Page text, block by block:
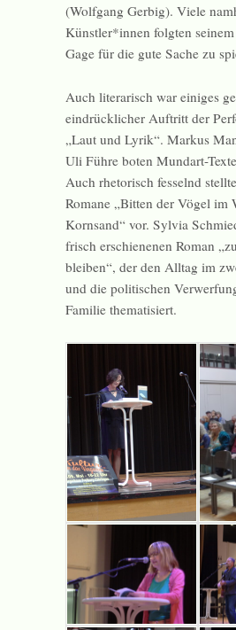
(Wolfgang Gerbig). Viele
Künstler*innen folgten
Gage für die gute Sache zu
Auch literarisch war einiges
eindrücklicher Auftritt der
„Laut und Lyrik“. Markus
Uli Führe boten Mundart-
Auch rhetorisch fesselnd
Romane „Bitten der Vögel im
Kornsand“ vor. Sylvia
frisch erschienenen Roman
bleiben“, der den Alltag im
und die politischen
Familie thematisiert.